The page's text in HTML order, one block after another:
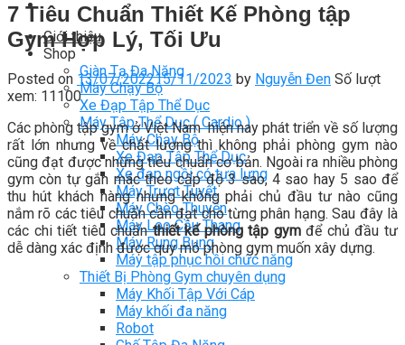
Giới thiệu
Shop
Giàn Tạ Đa Năng
Máy Chạy Bộ
Xe Đạp Tập Thể Dục
Máy Tập Thể Dục ( Cardio )
Máy Chạy Bộ
Xe Đạp Tập Thể Dục
Xe đạp ngồi có tựa lưng
Máy Trượt Tuyết
Máy Chèo Thuyền
Máy Leo Cầu Thang
Máy Rung Bụng
Máy tập phục hồi chức năng
Thiết Bị Phòng Gym chuyên dụng
Máy Khối Tập Với Cáp
Máy khối đa năng
Robot
7 Tiêu Chuẩn Thiết Kế Phòng tập
Gym Hợp Lý, Tối Ưu
Posted on 13/07/202215/11/2023 by Nguyễn Đen Số lượt
xem: 11100
Các phòng tập gym ở Việt Nam hiện nay phát triển về số lượng
rất lớn nhưng về chất lượng thì không phải phòng gym nào
cũng đạt được những tiêu chuẩn cơ bản. Ngoài ra nhiều phòng
gym còn tự gắn mác theo cấp độ 3 sao, 4 sao hay 5 sao để
thu hút khách hàng nhưng không phải chủ đầu tư nào cũng
nắm rõ các tiêu chuẩn cần đạt cho từng phân hạng. Sau đây là
các chi tiết tiêu chuẩnthiết kế phòng tập gymđể chủ đầu tư
dễ dàng xác định được quy mô phòng gym muốn xây dựng.